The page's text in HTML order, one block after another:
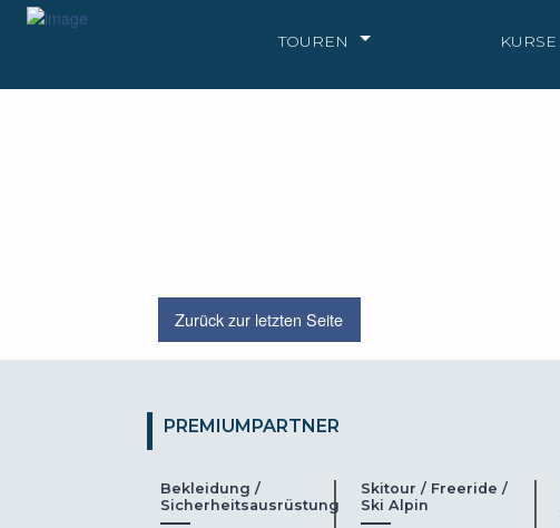
TOUREN KURSE
Zurück zur letzten Seite
PREMIUMPARTNER
Bekleidung /
Sicherheitsausrüstung
Skitour / Freeride /
Ski Alpin